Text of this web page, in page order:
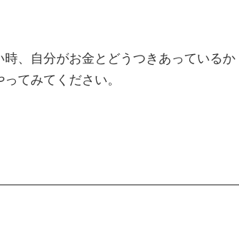
、自分がお金とどうつきあっているか
てみてください。